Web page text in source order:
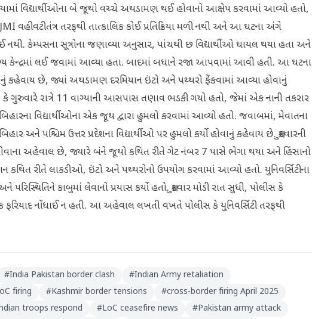
વિદ્યાર્થીઓના બે જૂથો વચ્ચે અથડામણ થઈ હોવાનો આક્ષેપ કરવામાં આવ્યો હતો,
વહીવટીતંત્ર તરફથી તાત્કાલિક કોઈ પ્રતિક્રિયા મળી નથી અને આ ઘટના અંગે
નથી. કેમ્પસના સૂત્રોના જણાવ્યા અનુસાર, પાંચથી છ વિદ્યાર્થીઓ ઘાયલ થયા હતા અને
કેન્દ્રમાં લઈ જવામાં આવ્યા હતા. બાદમાં બધાને રજા આપવામાં આવી હતી. આ ઘટના
કહેવાય છે, જ્યાં અથડામણ દરમિયાન ઇંટો અને પથ્થરો ફેંકવામાં આવ્યા હોવાનું
કે ગુરુવારે રાત્રે 11 વાગ્યાની આસપાસ તણાવ ભડકી ગયો હતો, જેમાં એક નાની તકરાર
વિદ્યાર્થીઓના એક જૂથ દ્વારા હુમલો કરવામાં આવ્યો હતો. જવાબમાં, મેવાતના
અને પશ્ચિમ ઉત્તર પ્રદેશના વિદ્યાર્થીઓ પર હુમલો કર્યો હોવાનું કહેવાય છે. શુક્રવારની
અહેવાલ છે, જ્યારે બંને જૂથો કથિત રીતે ગેટ નંબર 7 પાસે ભેગા થયા અને હિંસાનો
કથિત રીતે લાકડીઓ, ઇંટો અને પથ્થરોનો ઉપયોગ કરવામાં આવ્યો હતો. યુનિવર્સિટીના
પરિસ્થિતિને કાબુમાં લેવાનો પ્રયાસ કર્યો હતો. શુક્રવાર મોડી રાત સુધી, પોલીસ કે
ફરિયાદ નોંધાઈ ન હતી. આ અહેવાલ લખતી વખતે પોલીસ કે યુનિવર્સિટી તરફથી
#India Pakistan border clash #Indian Army retaliation
firing #Kashmir border tensions #cross-border firing April 2025
troops respond #LoC ceasefire news #Pakistan army attack